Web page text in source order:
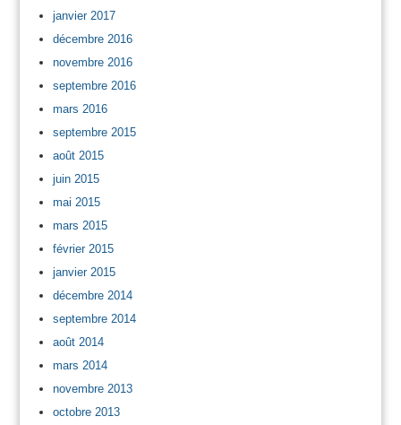
janvier 2017
décembre 2016
novembre 2016
septembre 2016
mars 2016
septembre 2015
août 2015
juin 2015
mai 2015
mars 2015
février 2015
janvier 2015
décembre 2014
septembre 2014
août 2014
mars 2014
novembre 2013
octobre 2013